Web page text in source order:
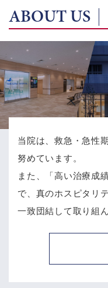
ABOUT US
当院は、救急・急性
努めています。
また、「高い治療成
で、 真のホスピタリ
一致団結して取り組